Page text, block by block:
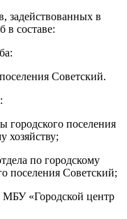
задействованных в
в составе:
Советский.
городского поселения
хозяйству;
по городскому
поселения Советский;
«Городской центр